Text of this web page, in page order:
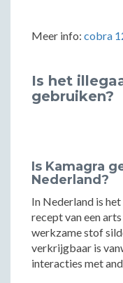
Meer info: cobra
Is het
gebruiken?
Is Kamagra
Nederland?
In Nederland is
recept van een
werkzame stof
verkrijgbaar is
interacties met